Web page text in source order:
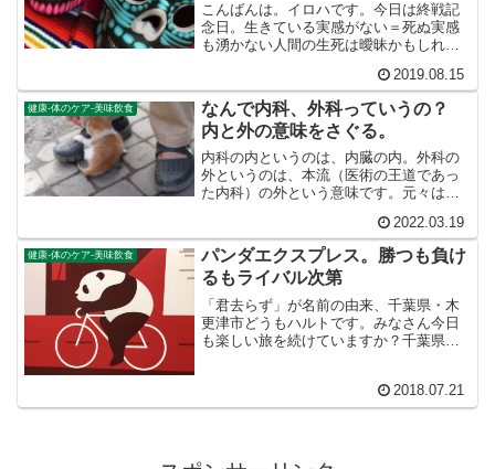
こんばんは。イロハです。今日は終戦記
念日。生きている実感がない＝死ぬ実感
も湧かない人間の生死は曖昧かもしれな
こともなく死んでるかのように無表情に
歩く人。死んでしまっても沢山の人の心
の中で生き続けている人も...
2019.08.15
健康-体のケア-美味飲食
なんで内科、外科っていうの？
内と外の意味をさぐる。
内科の内というのは、内臓の内。外科の
外というのは、本流（医術の王道であっ
た内科）の外という意味です。元々は差
が、それがそのまま定着してしまいまし
た。でも言葉なんてただの発音だから、
気にすることはありません。
2022.03.19
健康-体のケア-美味飲食
パンダエクスプレス。勝つも負け
るもライバル次第
「君去らず」が名前の由来、千葉県・木
更津市どうもハルトです。みなさん今日
も楽しい旅を続けていますか？千葉県木
すが、この市の名前は「君去らず」に由
来しているそうです。きみ...
2018.07.21